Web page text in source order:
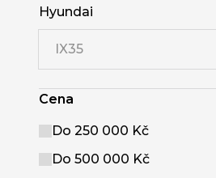
Hyundai
IX35
Cena
Do 250 000 Kč
Do 500 000 Kč